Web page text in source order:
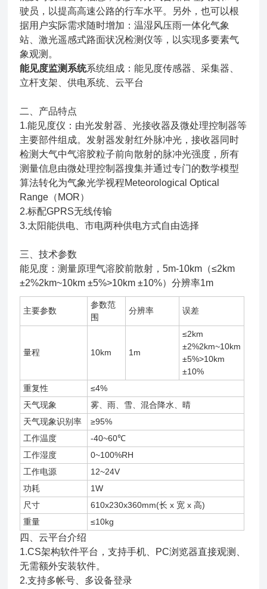
驶员，以提高高速公路的行车水平。另外，也可以根
据用户实际需求随时增加：温湿风压雨一体化气象
站、激光遥感式路面状况检测仪等，以实现多要素气
象观测。
能见度监测系统系统组成：能见度传感器、采集器、
立杆支架、供电系统、云平台
二、产品特点
1.能见度仪：由光发射器、光接收器及微处理控制器等
主要部件组成。发射器发射红外脉冲光，接收器同时
检测大气中气溶胶粒子前向散射的脉冲光强度，所有
测量信息由微处理控制器搜集并通过专门的数学模型
算法转化为气象光学视程Meteorological Optical
Range（MOR）
2.标配GPRS无线传输
3.太阳能供电、市电两种供电方式自由选择
三、技术参数
能见度：测量原理气溶胶前散射，5m-10km（≤2km
±2%2km~10km ±5%>10km ±10%）分辨率1m
主要参数
参数范
围
分辨率 误差
量程 10km 1m
≤2km
±2%2km~10km
±5%>10km
±10%
重复性
≤4%
天气现象
雾、雨、雪、混合降水、晴
天气现象识别率
≥95%
工作温度
-40~60℃
工作湿度
0~100%RH
工作电源
12~24V
功耗
1W
尺寸
610x230x360mm(长 x 宽 x 高)
重量
≤10kg
四、云平台介绍
1.CS架构软件平台，支持手机、PC浏览器直接观测、
无需额外安装软件。
2.支持多帐号、多设备登录